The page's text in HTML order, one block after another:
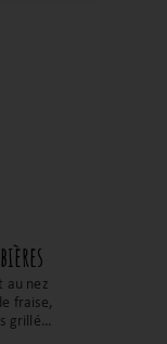
au nez
fraise,
grillés.
avec